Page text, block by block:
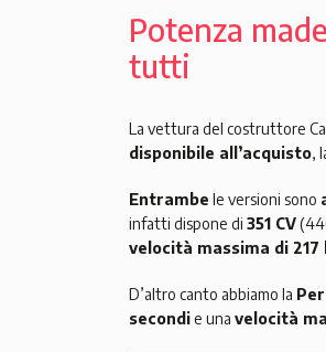
Potenza
tutti
La vettura del costruttore
disponibile all’acquisto,
Entrambe le versioni sono
infatti dispone di 351 CV
velocità massima di 217
D’altro canto abbiamo la
secondie una velocità